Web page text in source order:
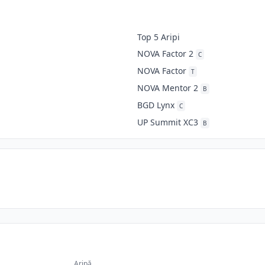
Top 5 Aripi
NOVA Factor 2 C
NOVA Factor T
NOVA Mentor 2
B
BGD Lynx C
UP Summit XC3
B